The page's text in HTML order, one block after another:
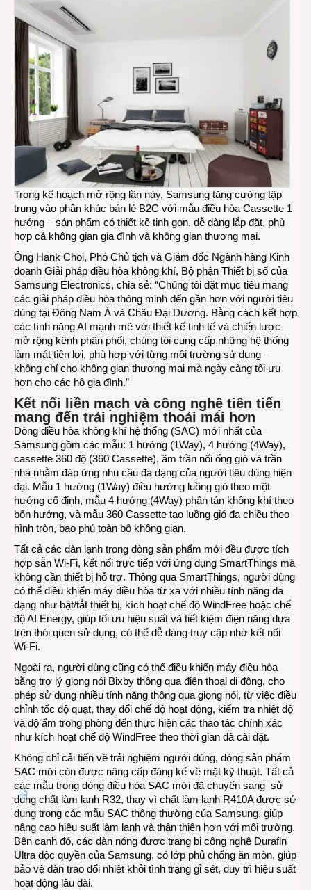
Trong kế hoạch mở rộng lần này, Samsung tăng cường tập
trung vào phân khúc bán lẻ B2C với mẫu điều hòa Cassette 1
hướng – sản phẩm có thiết kế tinh gọn, dễ dàng lắp đặt, phù
hợp cả không gian gia đình và không gian thương mại.
Ông Hank Choi, Phó Chủ tịch và Giám đốc Ngành hàng Kinh
doanh Giải pháp điều hòa không khí, Bộ phận Thiết bị số của
Samsung Electronics, chia sẻ: “Chúng tôi đặt mục tiêu mang
các giải pháp điều hòa thông minh đến gần hơn với người tiêu
dùng tại Đông Nam Á và Châu Đại Dương. Bằng cách kết hợp
các tính năng AI mạnh mẽ với thiết kế tinh tế và chiến lược
mở rộng kênh phân phối, chúng tôi cung cấp những hệ thống
làm mát tiện lợi, phù hợp với từng môi trường sử dụng –
không chỉ cho không gian thương mại mà ngày càng tối ưu
hơn cho các hộ gia đình.”
Kết nối liền mạch và công nghệ tiên tiến
mang đến trải nghiệm thoải mái hơn
Dòng điều hòa không khí hệ thống (SAC) mới nhất của
Samsung gồm các mẫu: 1 hướng (1Way), 4 hướng (4Way),
cassette 360 độ (360 Cassette), âm trần nối ống gió và trần
nhà nhằm đáp ứng nhu cầu đa dạng của người tiêu dùng hiện
đại. Mẫu 1 hướng (1Way) điều hướng luồng gió theo một
hướng cố định, mẫu 4 hướng (4Way) phân tán không khí theo
bốn hướng, và mẫu 360 Cassette tạo luồng gió đa chiều theo
hình tròn, bao phủ toàn bộ không gian.
Tất cả các dàn lạnh trong dòng sản phẩm mới đều được tích
hợp sẵn Wi-Fi, kết nối trực tiếp với ứng dụng SmartThings mà
không cần thiết bị hỗ trợ. Thông qua SmartThings, người dùng
có thể điều khiển máy điều hòa từ xa với nhiều tính năng đa
dạng như bật/tắt thiết bị, kích hoạt chế độ WindFree hoặc chế
độ AI Energy, giúp tối ưu hiệu suất và tiết kiệm điện năng dựa
trên thói quen sử dụng, có thể dễ dàng truy cập nhờ kết nối
Wi-Fi.
Ngoài ra, người dùng cũng có thể điều khiển máy điều hòa
bằng trợ lý giọng nói Bixby thông qua điện thoại di động, cho
phép sử dụng nhiều tính năng thông qua giọng nói, từ việc điều
chỉnh tốc độ quạt, thay đổi chế độ hoạt động, kiểm tra nhiệt độ
và độ ẩm trong phòng đến thực hiện các thao tác chính xác
như kích hoạt chế độ WindFree theo thời gian đã cài đặt.
Không chỉ cải tiến về trải nghiệm người dùng, dòng sản phẩm
SAC mới còn được nâng cấp đáng kể về mặt kỹ thuật. Tất cả
các mẫu trong dòng điều hòa SAC mới đã chuyển sang sử
dụng chất làm lạnh R32, thay vì chất làm lạnh R410A được sử
dụng trong các mẫu SAC thông thường của Samsung, giúp
nâng cao hiệu suất làm lạnh và thân thiện hơn với môi trường.
Bên cạnh đó, các dàn nóng được trang bị công nghệ Durafin
Ultra độc quyền của Samsung, có lớp phủ chống ăn mòn, giúp
bảo vệ dàn trao đổi nhiệt khỏi tình trạng gỉ sét, duy trì hiệu suất
hoạt động lâu dài.